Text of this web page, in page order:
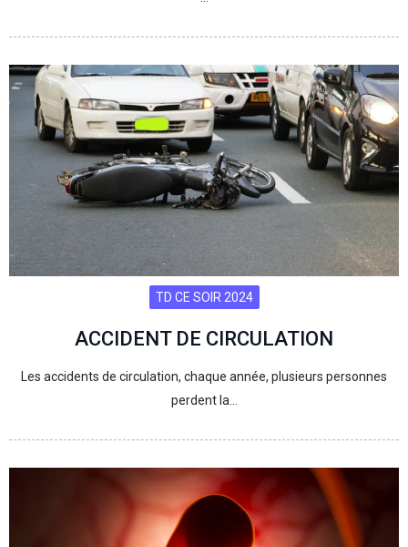
TD CE SOIR 2024
ACCIDENT DE CIRCULATION
Les accidents de circulation, chaque année, plusieurs personnes
perdent la…